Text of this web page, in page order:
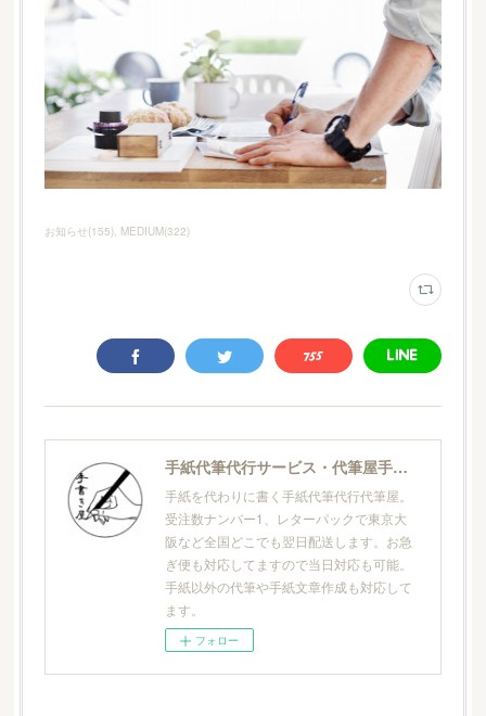
お知らせ(155) MEDIUM(322)
手紙代筆代行サービス・代筆屋手書き屋®
手紙を代わりに書く手紙代筆代行代筆屋。
受注数ナンバー1、レターパックで東京大
阪など全国どこでも翌日配送します。お急
ぎ便も対応してますので当日対応も可能。
手紙以外の代筆や手紙文章作成も対応して
ます。
フォロー